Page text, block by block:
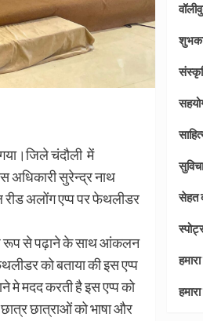
गया।जिले चंदौली में
अधिकारी सुरेन्द्र नाथ
रीड अलोंग एप्प पर फेथलीडर
रूप से पढ़ाने के साथ आंकलन
को बताया की इस एप्प
मे मदद करती है इस एप्प को
छात्राओं को भाषा और
सेहत